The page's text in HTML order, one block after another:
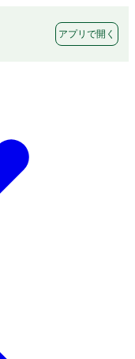
アプリで開く